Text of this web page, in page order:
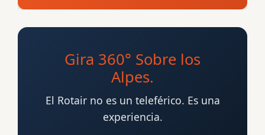
Gira 360° Sobre los
Alpes.
El Rotair no es un teleférico. Es una
experiencia.